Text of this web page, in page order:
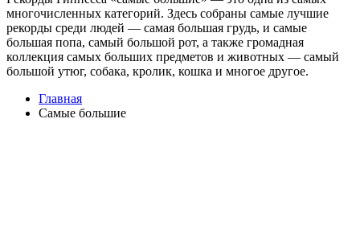
многочисленных категорий. Здесь собраны самые лучшие
рекорды среди людей — самая большая грудь, и самые
большая попа, самый большой рот, а также громадная
коллекция самых больших предметов и животных — самый
большой утюг, собака, кролик, кошка и многое другое.
Главная
Самые большие